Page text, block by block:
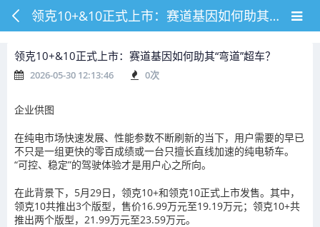
领克10+&10正式上市：赛道基因如何助其“弯道”超车？
领克10+&10正式上市：赛道基因如何助其“弯道”超车？
2026-05-30 12:13:46 0次
企业供图
在纯电市场快速发展、性能参数不断刷新的当下，用户需要的早已
不只是一组更快的零百成绩或一台只擅长直线加速的纯电轿车。
“可控、稳定”的驾驶体验才是用户心之所向。
在此背景下，5月29日，领克10+和领克10正式上市发售。其中，
领克10共推出3个版型，售价16.99万元至19.19万元；领克10+共
推出两个版型，21.99万元至23.59万元。